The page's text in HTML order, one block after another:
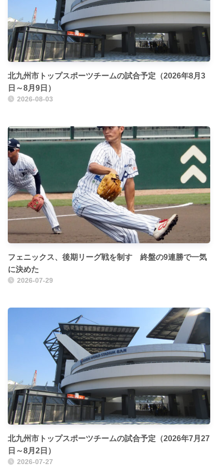
北九州市トップスポーツチームの試合予定（2026年8月3
日～8月9日）
2026-08-03
フェニックス、後期リーグ戦を制す 終盤の9連勝で一気
に決めた
2026-07-29
北九州市トップスポーツチームの試合予定（2026年7月27
日～8月2日）
2026-07-27